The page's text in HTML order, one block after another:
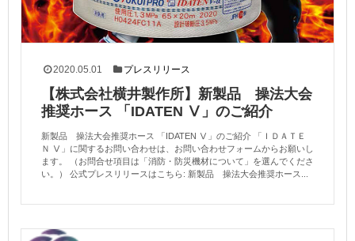
2020.05.01 プレスリリース
【株式会社横井製作所】新製品 操法大会
推奨ホース 「IDATEN Ⅴ」のご紹介
新製品 操法大会推奨ホース 「IDATEN Ⅴ」のご紹介 「ＩＤＡＴＥ
Ｎ Ⅴ」に関するお問い合わせは、お問い合わせフォームからお願いし
ます。 （お問合せ項目は「消防・防災機材について」を選んでくださ
い。） 公式プレスリリースはこちら: 新製品 操法大会推奨ホース...